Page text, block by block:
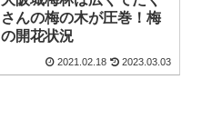
さんの梅の木が圧巻！梅
の開花状況
2021.02.18 2023.03.03